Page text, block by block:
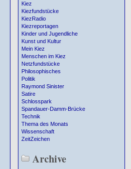
Kiez
Kiezfundstücke
KiezRadio
Kiezreportagen
Kinder und Jugendliche
Kunst und Kultur
Mein Kiez
Menschen im Kiez
Netzfundstücke
Philosophisches
Politik
Raymond Sinister
Satire
Schlosspark
Spandauer-Damm-Brücke
Technik
Thema des Monats
Wissenschaft
ZeitZeichen
Archive